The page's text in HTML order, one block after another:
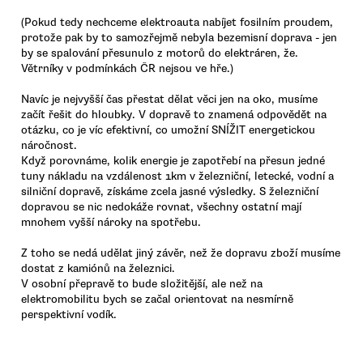
(Pokud tedy nechceme elektroauta nabíjet fosilním proudem,
protože pak by to samozřejmě nebyla bezemisní doprava - jen
by se spalování přesunulo z motorů do elektráren, že.
Větrníky v podmínkách ČR nejsou ve hře.)
Navíc je nejvyšší čas přestat dělat věci jen na oko, musíme
začít řešit do hloubky. V dopravě to znamená odpovědět na
otázku, co je víc efektivní, co umožní SNÍŽIT energetickou
náročnost.
Když porovnáme, kolik energie je zapotřebí na přesun jedné
tuny nákladu na vzdálenost 1km v železniční, letecké, vodní a
silniční dopravě, získáme zcela jasné výsledky. S železniční
dopravou se nic nedokáže rovnat, všechny ostatní mají
mnohem vyšší nároky na spotřebu.
Z toho se nedá udělat jiný závěr, než že dopravu zboží musíme
dostat z kamiónů na železnici.
V osobní přepravě to bude složitější, ale než na
elektromobilitu bych se začal orientovat na nesmírně
perspektivní vodík.